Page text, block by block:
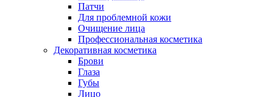
Патчи
Для проблемной кожи
Очищение лица
Профессиональная косметика
Декоративная косметика
Брови
Глаза
Губы
Лицо